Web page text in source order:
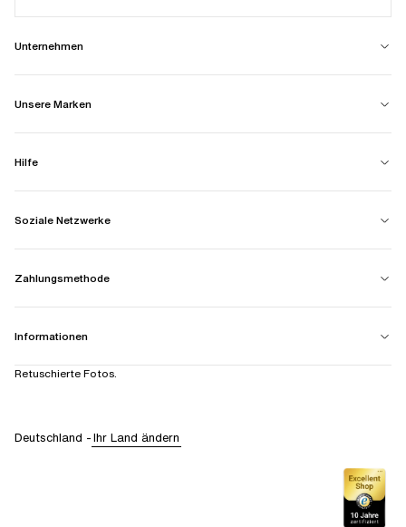
Unternehmen
Unsere Marken
Hilfe
Soziale Netzwerke
Zahlungsmethode
Informationen
Retuschierte Fotos.
Deutschland -Ihr Land ändern